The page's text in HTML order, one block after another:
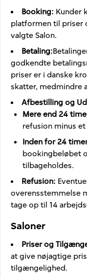
Booking: Kunder
platformen til priser
valgte Salon.
Betaling:
godkendte
priser er i danske
skatter, medmindre
Afbestilling og
Mere end 24
refusion minus
Inden for 24
bookingbeløbet
tilbageholdes.
Refusion:
overensstemmelse
tage op til 14
Saloner
Priser og
at give nøjagtige
tilgængelighed.